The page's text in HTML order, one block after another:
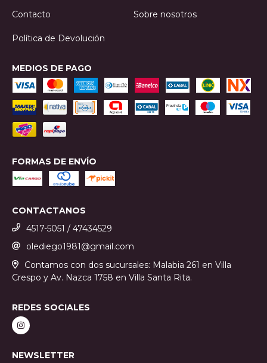
Contacto Sobre nosotros
Política de Devolución
MEDIOS DE PAGO
FORMAS DE ENVÍO
CONTACTANOS
4517-5051 / 47434529
olediego1981@gmail.com
Contamos con dos sucursales: Malabia 261 en Villa
Crespo y Av. Nazca 1758 en Villa Santa Rita.
REDES SOCIALES
NEWSLETTER